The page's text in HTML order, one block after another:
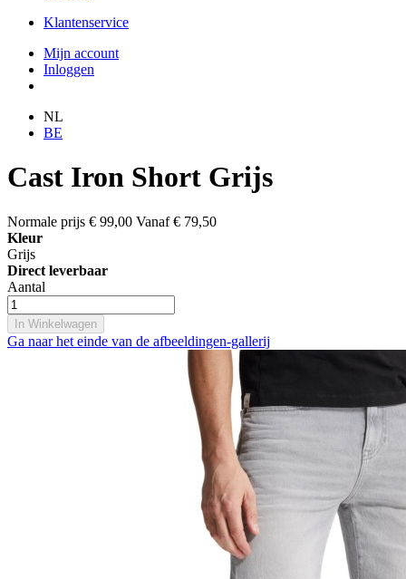
Klantenservice
Mijn account
Inloggen
NL
BE
Cast Iron Short Grijs
Normale prijs € 99,00 Vanaf € 79,50
Kleur
Grijs
Direct leverbaar
Aantal
In Winkelwagen
Ga naar het einde van de afbeeldingen-gallerij